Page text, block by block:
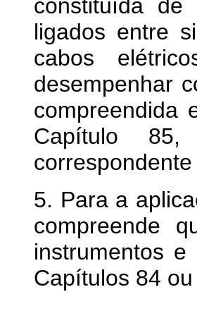
constituída de
ligados entre
cabos
desempenhar
compreendida
Capítulo
5. Para a
compreende
instrumentos
Capítulos 84 ou